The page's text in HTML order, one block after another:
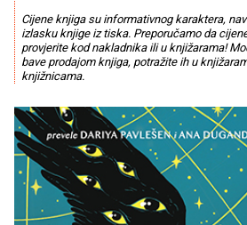
Cijene knjiga su informativnog karaktera,
izlasku knjige iz tiska. Preporučamo da
provjerite kod nakladnika ili u knjižarama!
bave prodajom knjiga, potražite ih u
knjižnicama.